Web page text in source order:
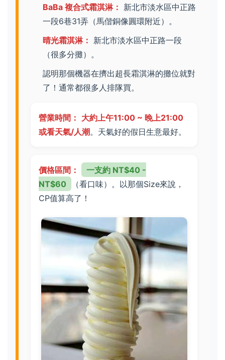
BaBa 複合式霜淇淋： 新北市淡水區中正路
一段6巷31弄（馬偕銅像圓環附近）。
晴光霜淇淋： 新北市淡水區中正路一段
（很多分攤）。
認明那個機器在擠出超長霜淇淋的攤位就對
了！通常都很多人排隊買。
營業時間： 大約上午11:00 ~ 晚上21:00
或看天氣/人潮。天氣好的假日生意最好。
價格區間：
一支約 NT$40 -
NT$60
（看口味）。以那個Size來說，
CP值算高了！